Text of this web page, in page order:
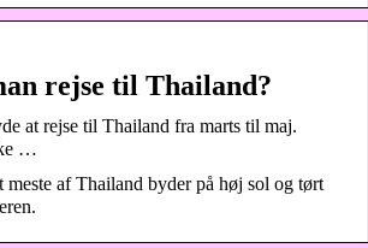
rejse til Thailand?
at rejse til Thailand fra marts til maj.
…
af Thailand byder på høj sol og tørt